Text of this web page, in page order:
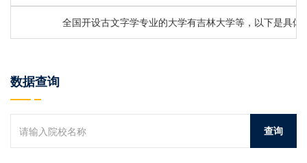
全国开设古文字学专业的大学有吉林大学等，以下是具
数据查询